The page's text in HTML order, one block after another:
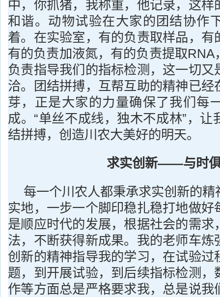
中，你抓猪，我称重，他记录，这样
和谐。动物试验在大家的团结协作
着。在实验室，有的负责取样品，有
有的负责加液氮，有的负责提取RNA
负责指导我们的指标检测，这一切又
洽。团结拼搏，互帮互助的精神已经
芽，正是大家的力量确保了我们每
成。“单丝不成线，独木不成林”，让
结拼搏，创造川农大美好的明天。
求实创新——与时
每一个川农人都秉承求实创新的
实地，一步一个脚印稳扎稳打地做好
是顺应时代的发展，根据社会的需求
法，不断获得新成果。我的老师车炼
创新的精神指导我的学习，在试验过
题，到开展试验，到后续指标检测，
作等方面总是严格要求我，总是说我